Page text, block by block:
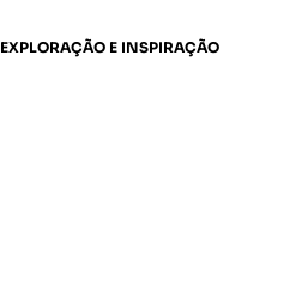
EXPLORAÇÃO E INSPIRAÇÃO